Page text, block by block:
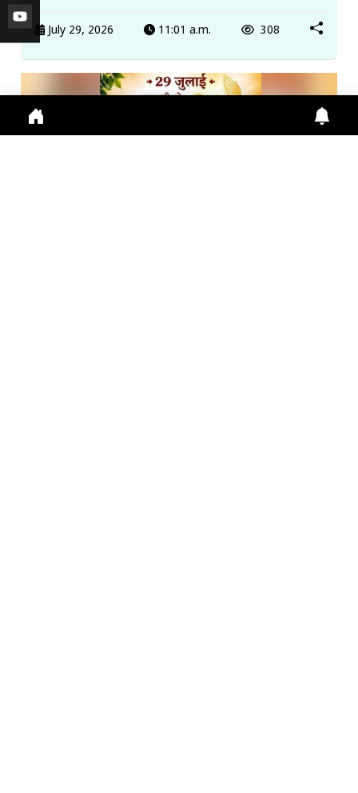
July 29, 2026 11:01 a.m. 308